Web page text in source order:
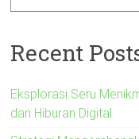
Recent
Eksplorasi Seru
dan Hiburan Digital